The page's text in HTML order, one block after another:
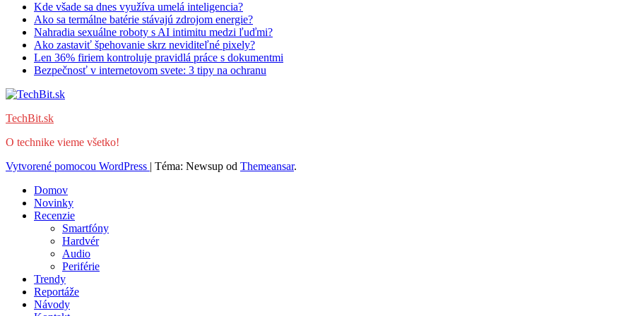
Kde všade sa dnes využíva umelá inteligencia?
Ako sa termálne batérie stávajú zdrojom energie?
Nahradia sexuálne roboty s AI intimitu medzi ľuďmi?
Ako zastaviť špehovanie skrz neviditeľné pixely?
Len 36% firiem kontroluje pravidlá práce s dokumentmi
Bezpečnosť v internetovom svete: 3 tipy na ochranu
TechBit.sk
O technike vieme všetko!
Vytvorené pomocou WordPress | Téma: Newsup od Themeansar.
Domov
Novinky
Recenzie
Smartfóny
Hardvér
Audio
Periférie
Trendy
Reportáže
Návody